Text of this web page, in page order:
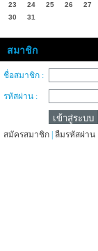
23
24 25 26 27
30
31
สมาชิก
ชื่อสมาชิก :
รหัสผ่าน :
สมัครสมาชิก ลืมรหัสผ่าน